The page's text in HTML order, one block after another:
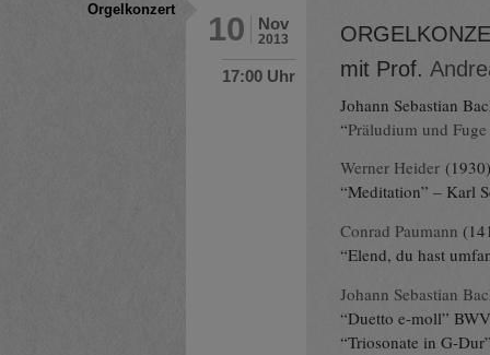
Nov
2013
10
17:00 Uhr
mit Prof.
Johann Sebastian
“Präludium und
Werner Heider
“Meditation” – Karl
Conrad Paumann
“Elend, du hast
Johann Sebastian
“Duetto e-moll”
“Triosonate in G-
Orgelkonzert